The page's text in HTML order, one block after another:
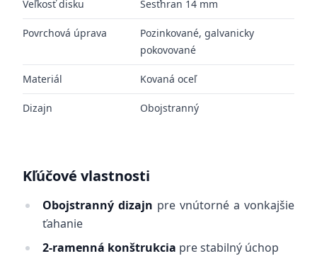
Veľkosť disku Šesťhran 14 mm
Povrchová úprava
Pozinkované, galvanicky
pokovované
Materiál Kovaná oceľ
Dizajn Obojstranný
Kľúčové vlastnosti
Obojstranný dizajn pre vnútorné a vonkajšie
ťahanie
2-ramenná konštrukcia pre stabilný úchop